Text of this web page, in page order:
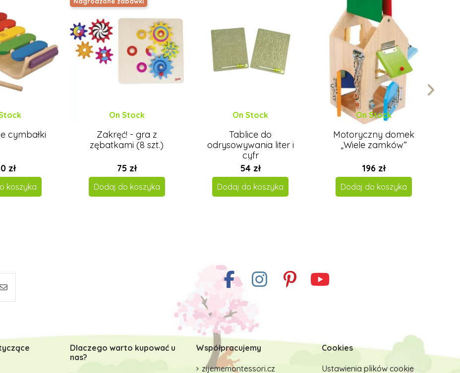
cymbałki
zł
koszyka
On Stock
Zakręć! - gra z
zębatkami (8 szt.)
75 zł
Dodaj do koszyka
On Stock
Tablice do
odrysowywania liter i
cyfr
54 zł
Dodaj do koszyka
On Stock
Motoryczny domek
„Wiele zamków”
196 zł
Dodaj do koszyka
Dlaczego warto kupować u
nas?
Współpracujemy
zijememontessori.cz
Cookies
Ustawienia plików cookie